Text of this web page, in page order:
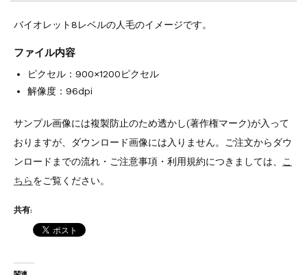
バイオレット8レベルの人毛のイメージです。
ファイル内容
ピクセル：900×1200ピクセル
解像度：96dpi
サンプル画像には複製防止のため透かし(著作権マーク)が入って
おりますが、ダウンロード画像には入りません。ご注文からダウ
ンロードまでの流れ・ご注意事項・利用規約につきましては、
こ
ちらをご覧ください。
共有: